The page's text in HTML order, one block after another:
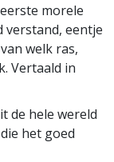
morele
verstand, eentje
welk ras,
Vertaald in
de hele wereld
het goed